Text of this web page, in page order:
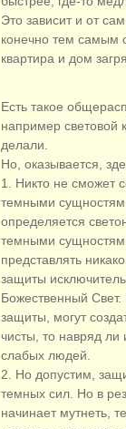
Это зависит и от
конечно тем самым
квартира и дом
Есть такое
например световой
делали.
Но, оказывается,
1. Никто не сможет
темными
определяется
темными
представлять
защиты
Божественный
защиты, могут
чисты, то навряд ли
слабых людей.
2. Но допустим,
темных сил. Но в
начинает мутнеть,